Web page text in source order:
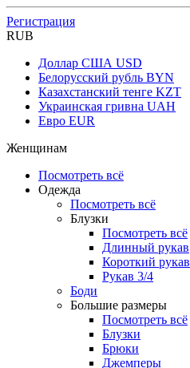
Регистрация
RUB
Доллар США USD
Белорусский рубль BYN
Казахстанский тенге KZT
Украинская гривна UAH
Евро EUR
Женщинам
Посмотреть всё
Одежда
Посмотреть всё
Блузки
Посмотреть всё
Длинный рукав
Короткий рукав
Рукав 3/4
Боди
Большие размеры
Посмотреть всё
Блузки
Брюки
Джемперы